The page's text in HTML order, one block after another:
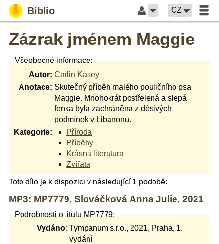
Biblio CZ
Zázrak jménem Maggie
Všeobecné informace:
Autor: Carlin Kasey
Anotace: Skutečný příběh malého pouličního psa
Maggie. Mnohokrát postřelená a slepá
fenka byla zachráněna z děsivých
podmínek v Libanonu.
Kategorie:
Příroda
Příběhy
Krásná literatura
Zvířata
Toto dílo je k dispozici v následující 1 podobě:
MP3: MP7779, Slováčková Anna Julie, 2021
Podrobnosti o titulu MP7779:
Vydáno: Tympanum s.r.o., 2021, Praha, 1.
vydání